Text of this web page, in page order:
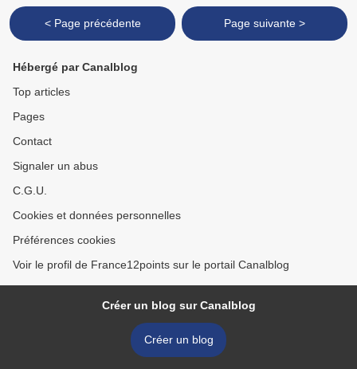
< Page précédente Page suivante >
Hébergé par Canalblog
Top articles
Pages
Contact
Signaler un abus
C.G.U.
Cookies et données personnelles
Préférences cookies
Voir le profil de France12points sur le portail Canalblog
Créer un blog sur Canalblog
Créer un blog